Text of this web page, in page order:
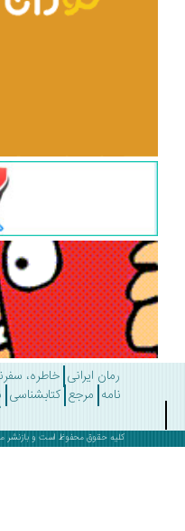
رمان ایرانی خاطره، سفرنامه و
مرجع کتابشناسی نقد
کلیه حقوق محفوظ است و بازنشر مطالب با